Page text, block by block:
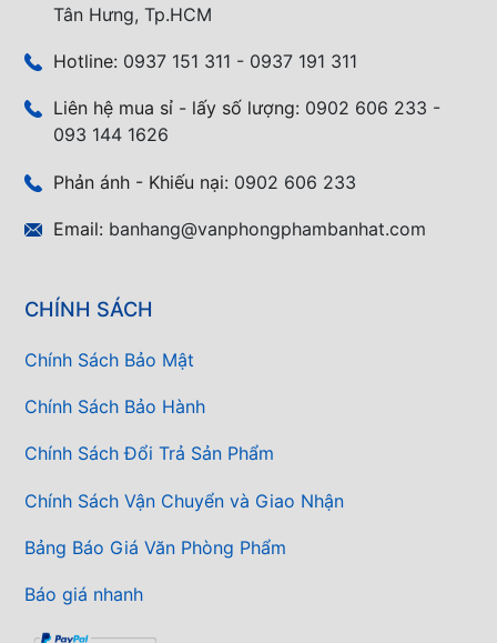
Tân Hưng, Tp.HCM
Hotline: 0937 151 311 - 0937 191 311
Liên hệ mua sỉ - lấy số lượng: 0902 606 233 -
093 144 1626
Phản ánh - Khiếu nại: 0902 606 233
Email: banhang@vanphongphambanhat.com
CHÍNH SÁCH
Chính Sách Bảo Mật
Chính Sách Bảo Hành
Chính Sách Đổi Trả Sản Phẩm
Chính Sách Vận Chuyển và Giao Nhận
Bảng Báo Giá Văn Phòng Phẩm
Báo giá nhanh